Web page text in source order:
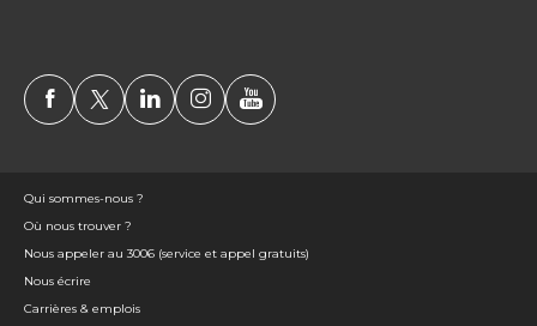
Qui sommes-nous ?
Où nous trouver ?
Nous appeler au 3006 (service et appel gratuits)
Nous écrire
Carrières & emplois